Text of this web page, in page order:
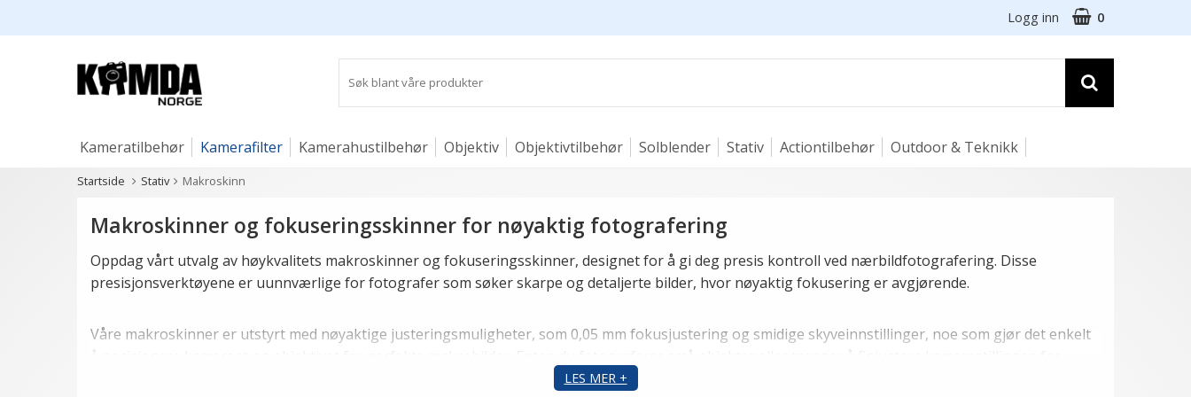
Logg inn 0
Kameratilbehør Kamerafilter Kamerahustilbehør Objektiv Objektivtilbehør Solblender Stativ Actiontilbehør Outdoor & Teknikk
Studio og lys
Startside Stativ Makroskinn
Makroskinner og fokuseringsskinner for nøyaktig fotografering
Oppdag vårt utvalg av høykvalitets makroskinner og fokuseringsskinner, designet for å gi deg presis kontroll ved nærbildfotografering. Disse
presisjonsverktøyene er uunnværlige for fotografer som søker skarpe og detaljerte bilder, hvor nøyaktig fokusering er avgjørende.
Våre makroskinner er utstyrt med nøyaktige justeringsmuligheter, som 0,05 mm fokusjustering og smidige skyveinnstillinger, noe som gjør det enkelt
å posisjonere kameraet og objektivet for perfekte makrobilder. Enten du fotograferer små objekter eller trenger å finjustere kamerastillingen for
LES MER +